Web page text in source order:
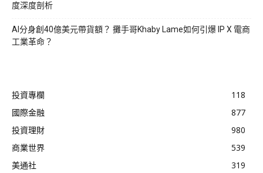
度深度剖析
AI分身創40億美元帶貨額？ 攤手哥Khaby Lame如何引爆 IP X 電商
工業革命？
投資專欄
118
國際金融
877
投資理財
980
商業世界
539
美通社
319